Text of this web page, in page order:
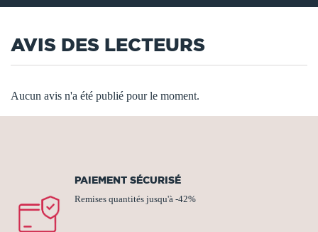
AVIS DES LECTEURS
Aucun avis n'a été publié pour le moment.
PAIEMENT SÉCURISÉ
Remises quantités jusqu'à -42%